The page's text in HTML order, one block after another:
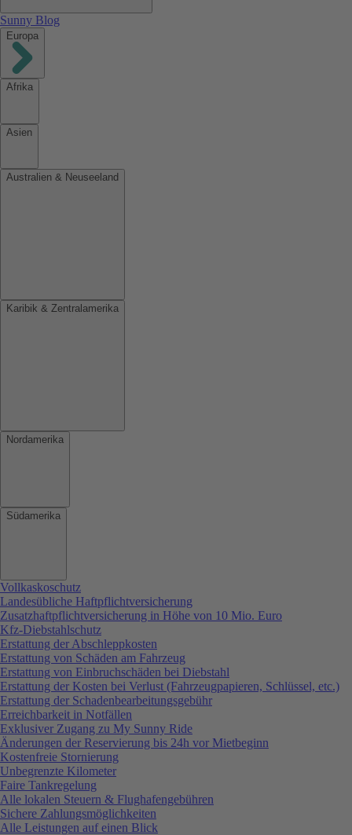
Sunny Blog
Europa
Afrika
Asien
Australien & Neuseeland
Karibik & Zentralamerika
Nordamerika
Südamerika
Vollkaskoschutz
Landesübliche Haftpflichtversicherung
Zusatzhaftpflichtversicherung in Höhe von 10 Mio. Euro
Kfz-Diebstahlschutz
Erstattung der Abschleppkosten
Erstattung von Schäden am Fahrzeug
Erstattung von Einbruchschäden bei Diebstahl
Erstattung der Kosten bei Verlust (Fahrzeugpapieren, Schlüssel, etc.)
Erstattung der Schadenbearbeitungsgebühr
Erreichbarkeit in Notfällen
Exklusiver Zugang zu My Sunny Ride
Änderungen der Reservierung bis 24h vor Mietbeginn
Kostenfreie Stornierung
Unbegrenzte Kilometer
Faire Tankregelung
Alle lokalen Steuern & Flughafengebühren
Sichere Zahlungsmöglichkeiten
Alle Leistungen auf einen Blick